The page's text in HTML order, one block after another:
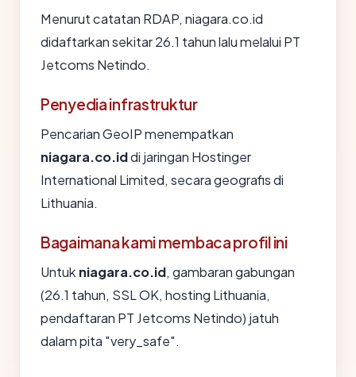
Menurut catatan RDAP, niagara.co.id
didaftarkan sekitar 26.1 tahun lalu melalui PT
Jetcoms Netindo.
Penyedia infrastruktur
Pencarian GeoIP menempatkan
niagara.co.iddi jaringan Hostinger
International Limited, secara geografis di
Lithuania.
Bagaimana kami membaca profil ini
Untuk niagara.co.id, gambaran gabungan
(26.1 tahun, SSL OK, hosting Lithuania,
pendaftaran PT Jetcoms Netindo) jatuh
dalam pita "very_safe".